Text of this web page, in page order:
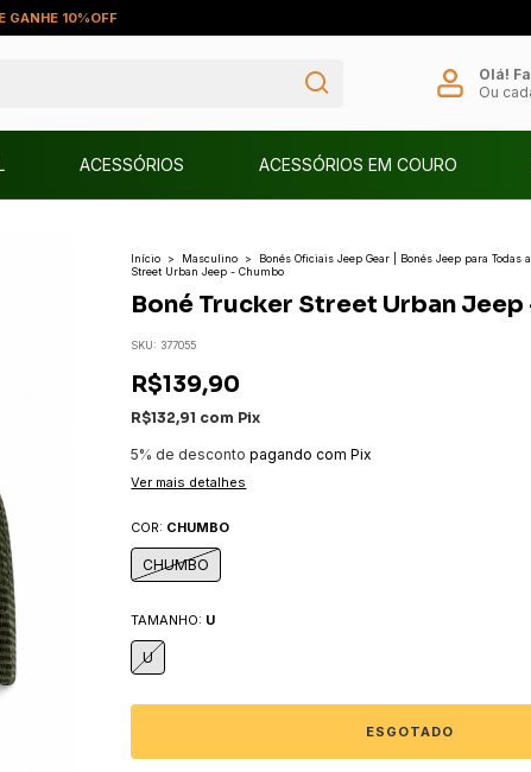
VIA PIX
Olá!
Ou
ACESSÓRIOS ACESSÓRIOS EM COURO
Início > Masculino > Bonés Oficiais Jeep Gear | Bonés Jeep para Todas
Street Urban Jeep - Chumbo
Boné Trucker Street Urban Jeep
SKU: 377055
R$139,90
R$132,91 com Pix
5% de desconto pagando com Pix
Ver mais detalhes
COR: CHUMBO
CHUMBO
TAMANHO: U
U